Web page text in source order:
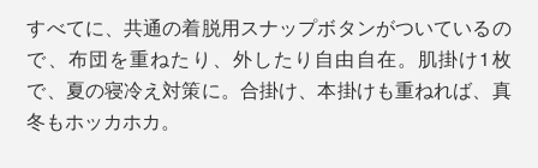
すべてに、共通の着脱用スナップボタンがついているの
で、布団を重ねたり、外したり自由自在。肌掛け1枚
で、夏の寝冷え対策に。合掛け、本掛けも重ねれば、真
冬もホッカホカ。